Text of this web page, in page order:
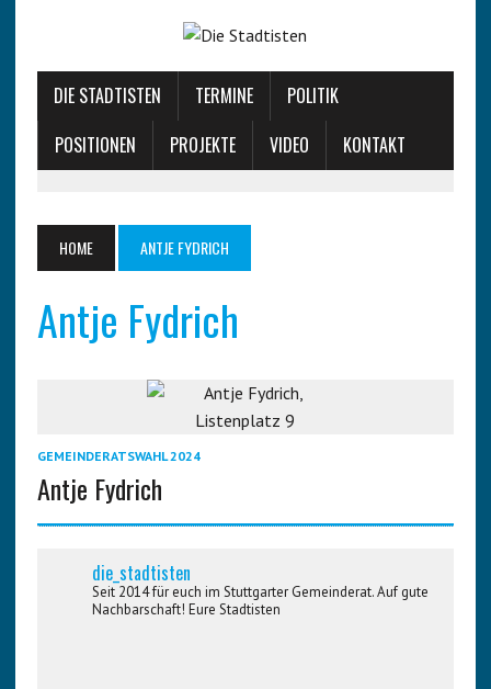
DIE STADTISTEN TERMINE
POLITIK
POSITIONEN
PROJEKTE VIDEO KONTAKT
HOME ANTJE FYDRICH
Antje Fydrich
GEMEINDERATSWAHL 2024
Antje Fydrich
die_stadtisten
Seit 2014 für euch im Stuttgarter Gemeinderat. Auf gute
Nachbarschaft! Eure Stadtisten